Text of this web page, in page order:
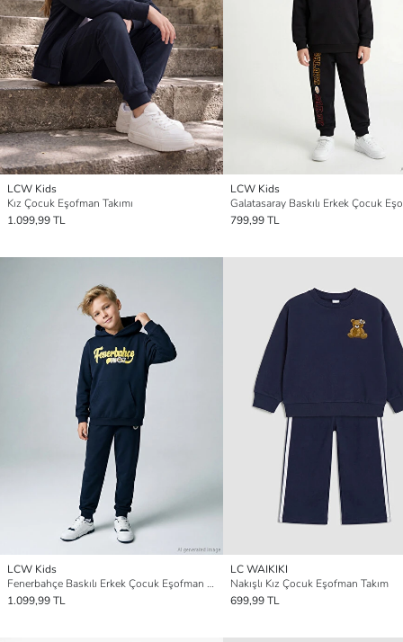
LCW Kids
Kız Çocuk Eşofman Takımı
1.099,99 TL
LCW Kids
799,99 TL
LCW Kids
Fenerbahçe Baskılı Erkek Çocuk Eşofman Takımı
1.099,99 TL
LC WAIKIKI
Nakışlı Kız Çocuk Eşofman Takım
699,99 TL